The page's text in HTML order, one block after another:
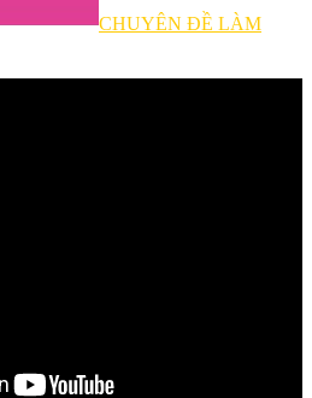
CHUYÊN ĐỀ LÀM